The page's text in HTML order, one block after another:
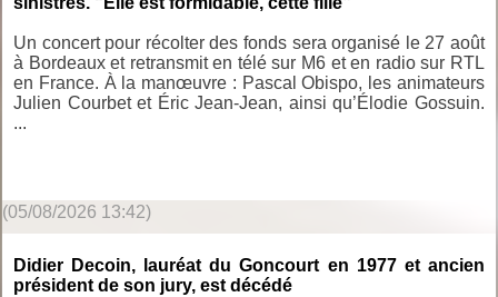
Un concert pour récolter des fonds sera organisé le 27 août
à Bordeaux et retransmit en télé sur M6 et en radio sur RTL
en France. À la manœuvre : Pascal Obispo, les animateurs
Julien Courbet et Éric Jean-Jean, ainsi qu’Élodie Gossuin.
...
(05/08/2026 13:42)
Didier Decoin, lauréat du Goncourt en 1977 et ancien
président de son jury, est décédé